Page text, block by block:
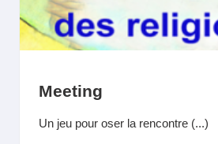
Meeting
Un jeu pour oser la rencontre (...)